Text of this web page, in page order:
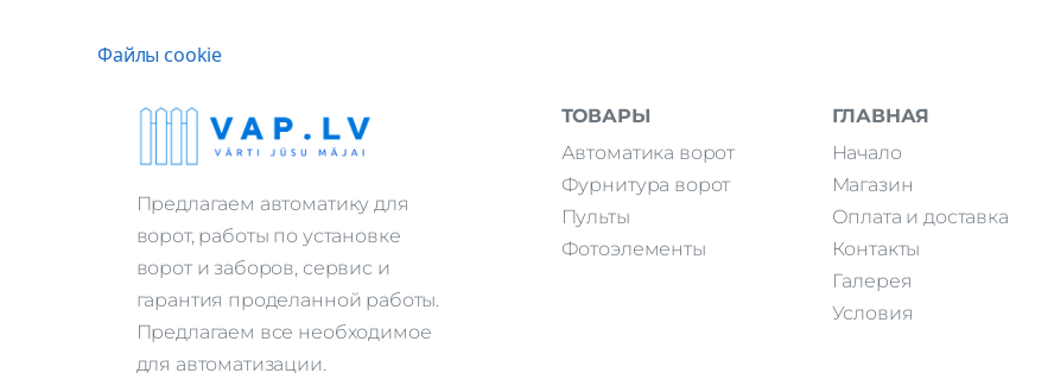
Файлы cookie
Предлагаем автоматику для
ворот, работы по установке
ворот и заборов, сервис и
гарантия проделанной работы.
Предлагаем все необходимое
для автоматизации.
ТОВАРЫ
Автоматика ворот
Фурнитура ворот
Пульты
Фотоэлементы
ГЛАВНАЯ
Начало
Магазин
Оплата и доставка
Контакты
Галерея
Условия